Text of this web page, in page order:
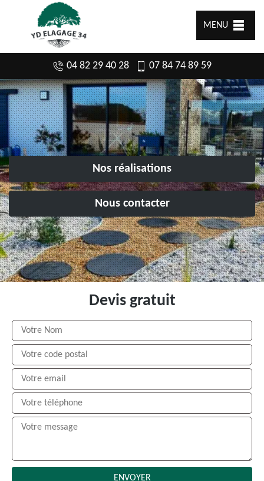
MENU
04 82 29 40 28 07 84 74 89 59
Nos réalisations
Nous contacter
Devis gratuit